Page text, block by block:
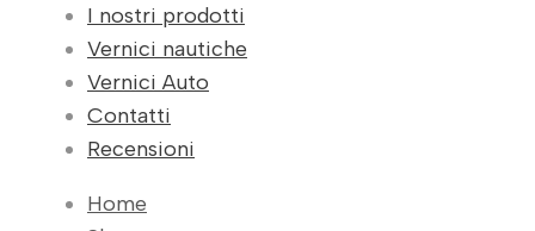
I nostri prodotti
Vernici nautiche
Vernici Auto
Contatti
Recensioni
Home